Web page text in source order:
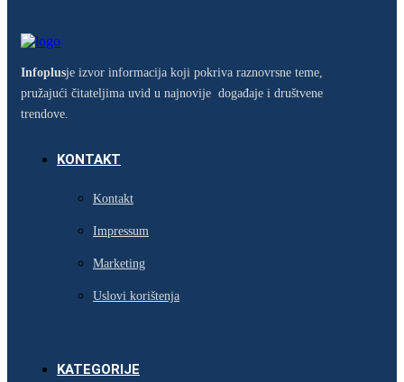
Infoplusje izvor informacija koji pokriva raznovrsne teme,
pružajući čitateljima uvid u najnovije događaje i društvene
trendove.
KONTAKT
Kontakt
Impressum
Marketing
Uslovi korištenja
KATEGORIJE